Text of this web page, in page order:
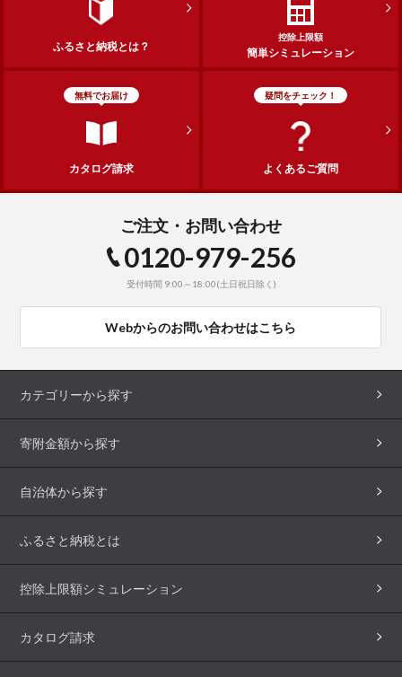
ふるさと納税とは？
控除上限額
簡単シミュレーション
無料でお届け
カタログ請求
疑問をチェック！
よくあるご質問
ご注文・お問い合わせ
0120-979-256
受付時間 9:00～18:00(土日祝日除く)
Webからのお問い合わせはこちら
カテゴリーから探す
寄附金額から探す
自治体から探す
ふるさと納税とは
控除上限額シミュレーション
カタログ請求